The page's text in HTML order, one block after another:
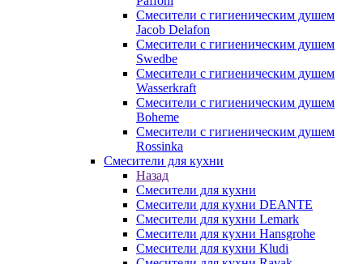
Смесители с гигиеническим душем
Jacob Delafon
Смесители с гигиеническим душем
Swedbe
Смесители с гигиеническим душем
Wasserkraft
Смесители с гигиеническим душем
Boheme
Смесители с гигиеническим душем
Rossinka
Смесители для кухни
Назад
Смесители для кухни
Смесители для кухни DEANTE
Смесители для кухни Lemark
Смесители для кухни Hansgrohe
Смесители для кухни Kludi